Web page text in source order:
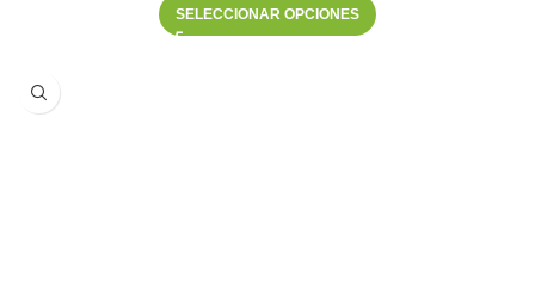
SELECCIONAR OPCIONES